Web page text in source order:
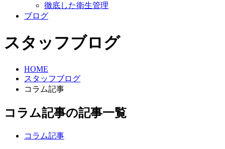
徹底した衛生管理
ブログ
スタッフブログ
HOME
スタッフブログ
コラム記事
コラム記事の記事一覧
コラム記事